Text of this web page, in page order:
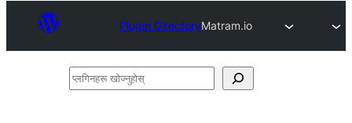
Plugin DirectoryMatram.io
प्लगिनहरू